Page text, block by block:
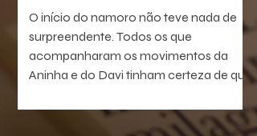
O início do namoro não teve nada de
surpreendente. Todos os que
acompanharam os movimentos da
Aninha e do Davi tinham certeza de que
não se sabia a forma como o processo
ia terminar. Ambos eram confusos. Ela